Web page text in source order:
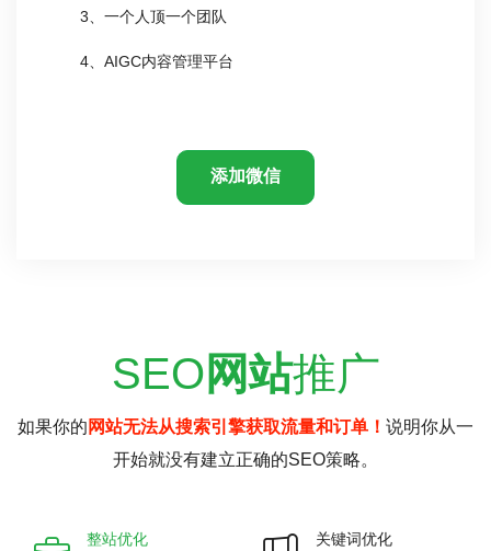
3、一个人顶一个团队
4、AIGC内容管理平台
添加微信
SEO 网站推广
如果你的 网站无法从搜索引擎获取流量和订单！ 说明你从一
开始就没有建立正确的SEO策略。
整站优化
关键词优化